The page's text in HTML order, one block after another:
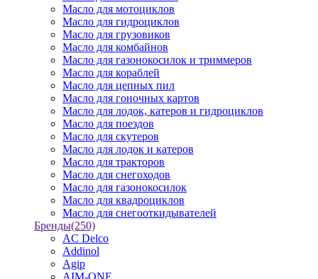
Масло для мотоциклов
Масло для гидроциклов
Масло для грузовиков
Масло для комбайнов
Масло для газонокосилок и триммеров
Масло для кораблей
Масло для цепных пил
Масло для гоночных картов
Масло для лодок, катеров и гидроциклов
Масло для поездов
Масло для скутеров
Масло для лодок и катеров
Масло для тракторов
Масло для снегоходов
Масло для газонокосилок
Масло для квадроциклов
Масло для снегооткидывателей
Бренды(250)
AC Delco
Addinol
Agip
AIM-ONE